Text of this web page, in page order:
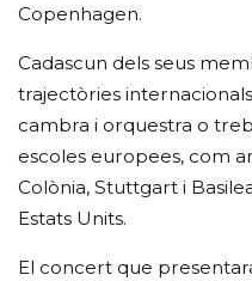
Copenhagen.
Cadascun dels seus
trajectòries
cambra i orquestra o
escoles europees, com
Colònia, Stuttgart i
Estats Units.
El concert que